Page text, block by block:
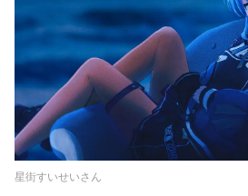
星街すいせいさん